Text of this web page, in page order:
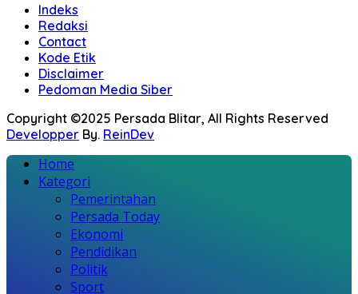
Indeks
Redaksi
Contact
Kode Etik
Disclaimer
Pedoman Media Siber
Copyright ©2025 Persada Blitar, All Rights Reserved
Developper By. ReinDev
Home
Kategori
Pemerintahan
Persada Today
Ekonomi
Pendidikan
Politik
Sport